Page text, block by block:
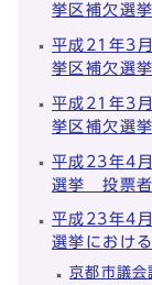
挙区補欠選
平成21年3
挙区補欠選
平成21年3
挙区補欠選
平成23年4
選挙 投票者
平成23年4
選挙におけ
京都市議